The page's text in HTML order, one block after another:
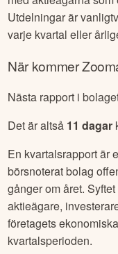
Utdelningar är
varje kvartal eller
När kommer
Nästa rapport i
Det är altså 11 dagar
En kvartalsrapport är
börsnoterat bolag
gånger om året.
aktieägare,
företagets
kvartalsperioden.